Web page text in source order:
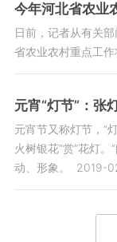
今年河北省农业
日前，记者从有关
省农业农村重点工作
元宵“灯节”：张
元宵节又称灯节，“
火树银花“赏”花灯。
动、形象。
2019-